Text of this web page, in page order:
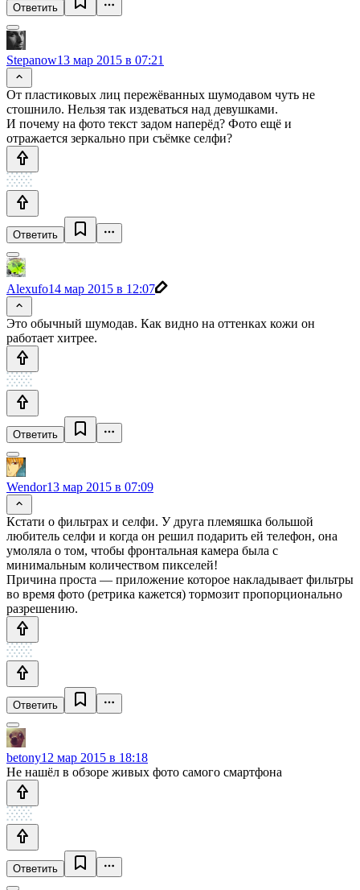
Ответить
Stepanow13 мар 2015 в 07:21
От пластиковых лиц пережёванных шумодавом чуть не
стошнило. Нельзя так издеваться над девушками.
И почему на фото текст задом наперёд? Фото ещё и
отражается зеркально при съёмке селфи?
Ответить
Alexufo14 мар 2015 в 12:07
Это обычный шумодав. Как видно на оттенках кожи он
работает хитрее.
Ответить
Wendor13 мар 2015 в 07:09
Кстати о фильтрах и селфи. У друга племяшка большой
любитель селфи и когда он решил подарить ей телефон, она
умоляла о том, чтобы фронтальная камера была с
минимальным количеством пикселей!
Причина проста — приложение которое накладывает фильтры
во время фото (ретрика кажется) тормозит пропорционально
разрешению.
Ответить
betony12 мар 2015 в 18:18
Не нашёл в обзоре живых фото самого смартфона
Ответить